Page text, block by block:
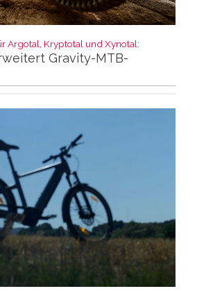
Argotal, Kryptotal und Xynotal:
Gravity-MTB-